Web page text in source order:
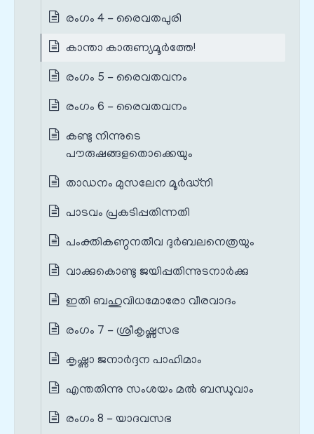
രംഗം 4 - രൈവതപുരി
കാന്താ കാരുണ്യമൂർത്തേ!
രംഗം 5 - രൈവതവനം
രംഗം 6 - രൈവതവനം
കണ്ടു നിന്നുടെ
പൗരുഷങ്ങളതൊക്കെയും
താഡനം മുസലേന മൂർദ്ധ്നി
പാടവം പ്രകടിപ്പതിന്നതി
പംക്തികണ്ഠനതീവ ദുർബലനെത്രയും
വാക്കുകൊണ്ടു ജയിപ്പതിന്നുടനാർക്കു
ഇതി ബഹുവിധമോരോ വീരവാദം
രംഗം 7 - ശ്രീകൃഷ്ണസഭ
കൃഷ്ണാ ജനാർദ്ദന പാഹിമാം
എന്തതിന്നു സംശയം മൽ ബന്ധുവാം
രംഗം 8 - യാദവസഭ